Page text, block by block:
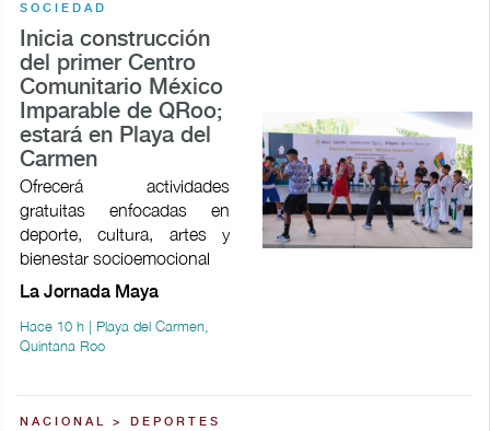
SOCIEDAD
Inicia construcción
del primer Centro
Comunitario México
Imparable de QRoo;
estará en Playa del
Carmen
Ofrecerá actividades
gratuitas enfocadas en
deporte, cultura, artes y
bienestar socioemocional
La Jornada Maya
Hace 10 h | Playa del Carmen,
Quintana Roo
NACIONAL > DEPORTES